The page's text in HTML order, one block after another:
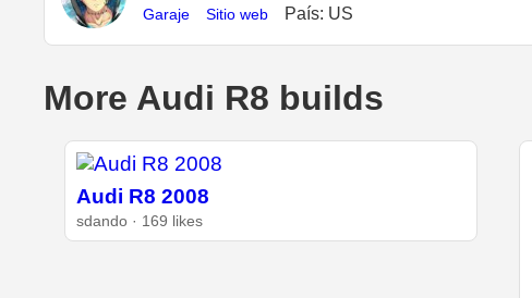
Garaje Sitio web País: US
More Audi R8 builds
Audi R8 2008
sdando · 169 likes